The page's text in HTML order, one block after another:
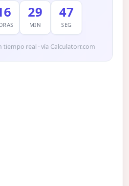
29
MIN
46
SEG
tiempo real · vía Calculatorr.com